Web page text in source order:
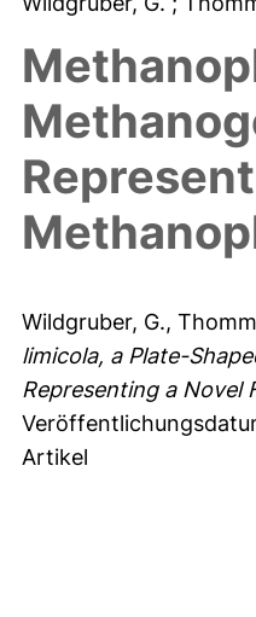
Wildgruber, G.,
limicola, a Plate-
Representing a Novel
Artikel